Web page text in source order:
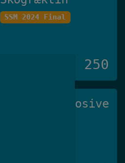
SSM 2024 Final
250
Not So Explosive